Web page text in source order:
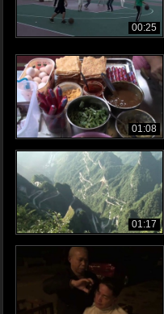
00:25
01:08
01:17